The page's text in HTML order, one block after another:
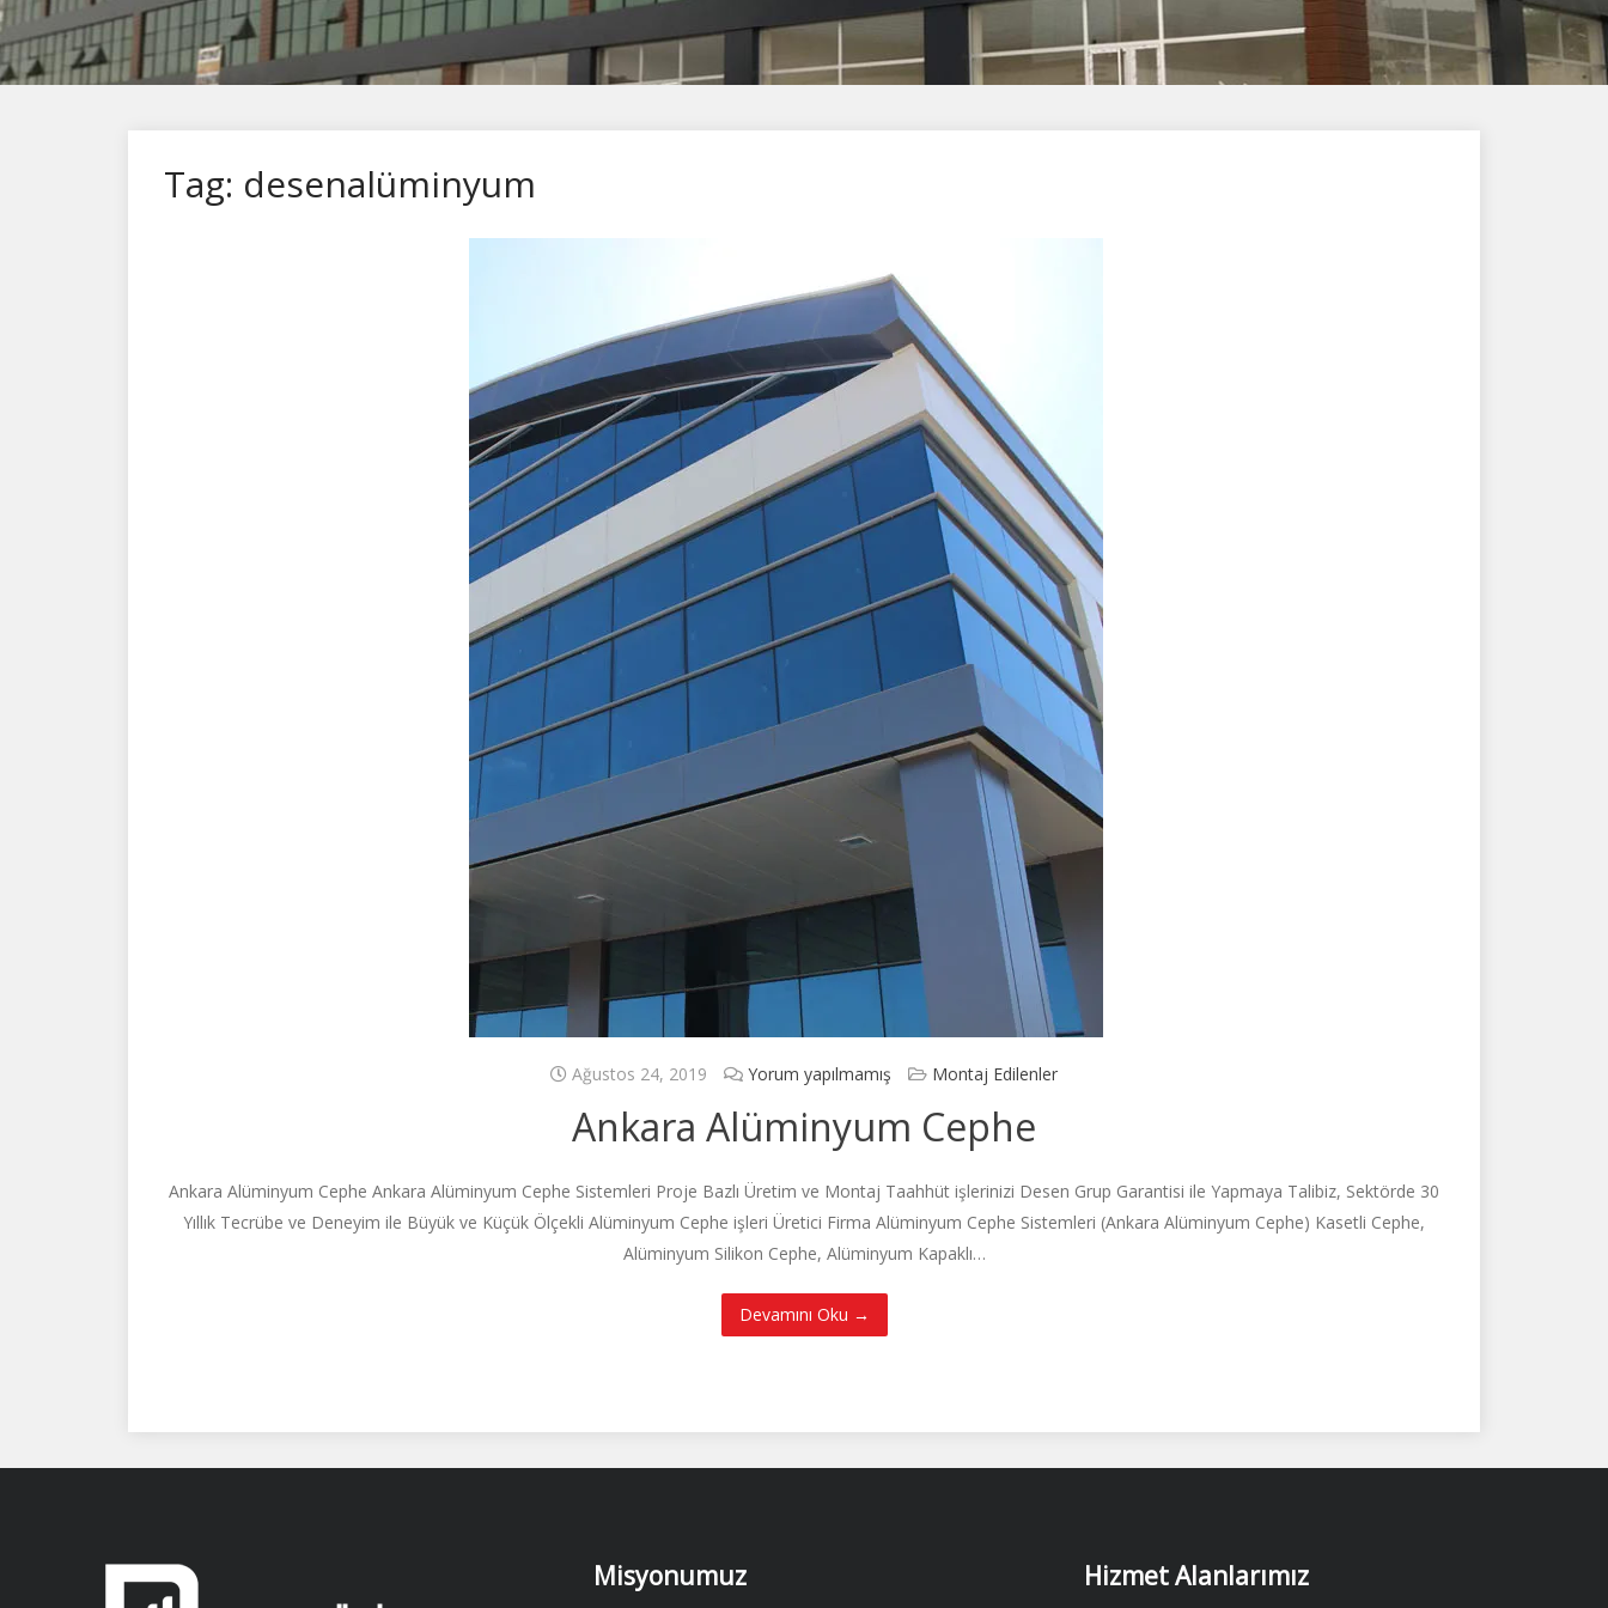
Tag: desenalüminyum
Ağustos 24, 2019 Yorum yapılmamış Montaj Edilenler
Ankara Alüminyum Cephe
Ankara Alüminyum Cephe Ankara Alüminyum Cephe Sistemleri Proje Bazlı Üretim ve Montaj Taahhüt işlerinizi Desen Grup Garantisi ile Yapmaya Talibiz, Sektörde 30
Yıllık Tecrübe ve Deneyim ile Büyük ve Küçük Ölçekli Alüminyum Cephe işleri Üretici Firma Alüminyum Cephe Sistemleri (Ankara Alüminyum Cephe) Kasetli Cephe,
Alüminyum Silikon Cephe, Alüminyum Kapaklı…
Devamını Oku →
Misyonumuz Hizmet Alanlarımız